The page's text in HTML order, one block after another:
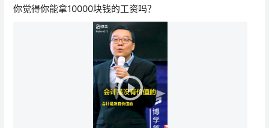
你觉得你能拿10000块钱的工资吗？